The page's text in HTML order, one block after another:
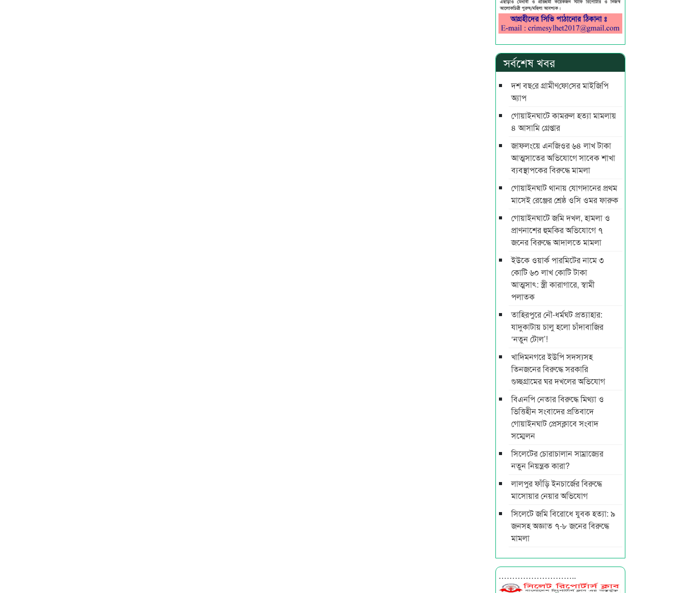
সর্বশেষ খবর
দশ বছ‌রে গ্রামীণ‌ফো‌সের মাইজিপি
অ্যাপ
গোয়াইনঘাটে কামরুল হত্যা মামলায়
৪ আসামি গ্রেপ্তার
জাফলংয়ে এনজিওর ৬৪ লাখ টাকা
আত্মসাতের অভিযোগে সাবেক শাখা
ব্যবস্থাপকের বিরুদ্ধে মামলা
গোয়াইনঘাট থানায় যোগদানের প্রথম
মাসেই রেঞ্জের শ্রেষ্ঠ ওসি ওমর ফারুক
গোয়াইনঘাটে জমি দখল, হামলা ও
প্রাণনাশের হুমকির অভিযোগে ৭
জনের বিরুদ্ধে আদালতে মামলা
ইউকে ওয়ার্ক পারমিটের নামে ৩
কোটি ৬০ লাখ কোটি টাকা
আত্মসাৎ: স্ত্রী কারাগারে, স্বামী
পলাতক
তাহিরপুরে নৌ-ধর্মঘট প্রত্যাহার:
যাদুকাটায় চালু হলো চাঁদাবাজির
‘নতুন টোল’!
খাদিমনগরে ইউপি সদস্যসহ
তিনজনের বিরুদ্ধে সরকারি
গুচ্ছগ্রামের ঘর দখলের অভিযোগ
বিএনপি নেতার বিরুদ্ধে মিথ্যা ও
ভিত্তিহীন সংবাদের প্রতিবাদে
গোয়াইনঘাট প্রেসক্লাবে সংবাদ
সম্মেলন
সিলেটের চোরাচালান সাম্রাজ্যের
নতুন নিয়ন্ত্রক কারা?
লালপুর ফাঁড়ি ইনচার্জের বিরুদ্ধে
মাসোয়ার নেয়ার অভিযোগ
সিলেটে জমি বিরোধে যুবক হত্যা: ৯
জনসহ অজ্ঞাত ৭-৮ জনের বিরুদ্ধে
মামলা
………………………..